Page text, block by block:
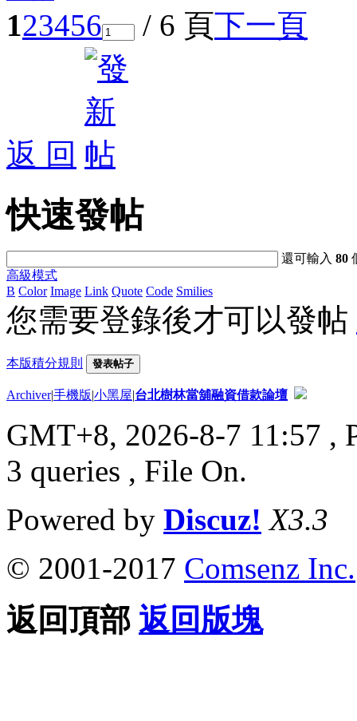
123456 / 6 頁下一頁
返 回
快速發帖
還可輸入80
高級模式
B Color Image Link Quote Code Smilies
您需要登錄後才可以發帖
本版積分規則 發表帖子
Archiver|手機版|小黑屋|台北樹林當舖融資借款論壇
GMT+8, 2026-8-7 11:57 ,
3 queries , File On.
Powered by Discuz! X3.3
© 2001-2017 Comsenz Inc.
返回頂部 返回版塊